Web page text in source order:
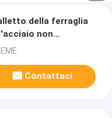
della ferraglia
non
Contattaci